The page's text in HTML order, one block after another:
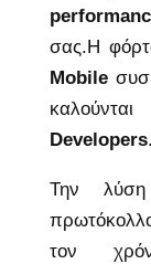
σας.Η
Mobile
Developers.
Την
τον